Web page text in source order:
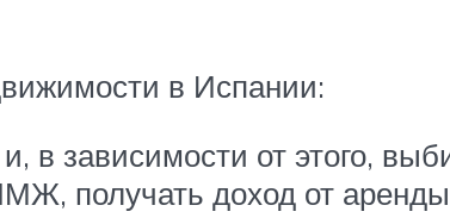
в Испании:
в зависимости от этого,
получать доход от